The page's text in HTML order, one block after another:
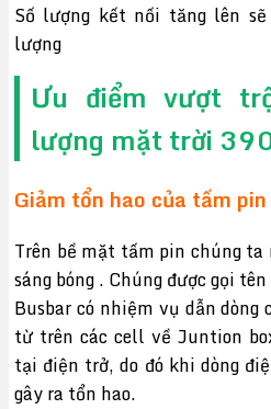
Số lượng kết nối tăng lên
lượng
Ưu điểm vượt
lượng mặt trời
Giảm tổn hao của tấm pin
Trên bề mặt tấm pin chúng
sáng bóng . Chúng được gọi
Busbar có nhiệm vụ dẫn
từ trên các cell về Juntion
tại điện trở, do đó khi dòng
gây ra tổn hao.